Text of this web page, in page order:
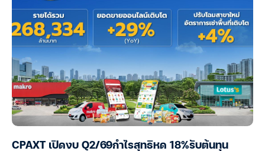
CPAXT เปิดงบ Q2/69กำไรสุทธิหด 18%รับต้นทุน